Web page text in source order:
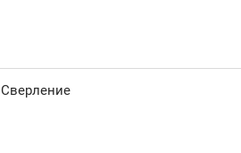
Сверление